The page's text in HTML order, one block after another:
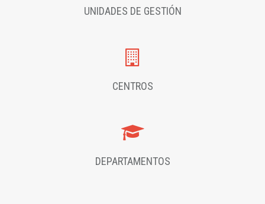
UNIDADES DE GESTIÓN
CENTROS
DEPARTAMENTOS